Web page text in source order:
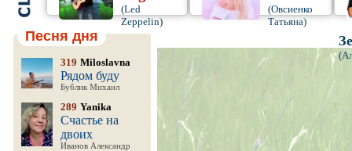
(Led
Zeppelin)
(Овсиенко
Татьяна)
Песня дня
319 Miloslavna
Рядом буду
Бублик Михаил
289 Yanika
Счастье на
двоих
Иванов Александр